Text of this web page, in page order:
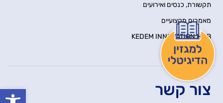
פתח
תקשורת, כנסים ואירועים
מאמרים מקצועיים
KEDEM INNOVATION HUB
יצירת קשר
צור קשר